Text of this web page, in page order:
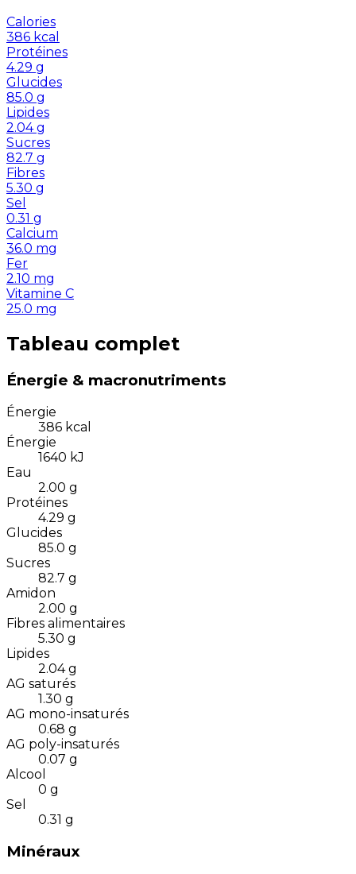
Calories
386 kcal
Protéines
4.29 g
Glucides
85.0 g
Lipides
2.04 g
Sucres
82.7 g
Fibres
5.30 g
Sel
0.31 g
Calcium
36.0 mg
Fer
2.10 mg
Vitamine C
25.0 mg
Tableau complet
Énergie & macronutriments
Énergie
386 kcal
Énergie
1640 kJ
Eau
2.00 g
Protéines
4.29 g
Glucides
85.0 g
Sucres
82.7 g
Amidon
2.00 g
Fibres alimentaires
5.30 g
Lipides
2.04 g
AG saturés
1.30 g
AG mono-insaturés
0.68 g
AG poly-insaturés
0.07 g
Alcool
0 g
Sel
0.31 g
Minéraux